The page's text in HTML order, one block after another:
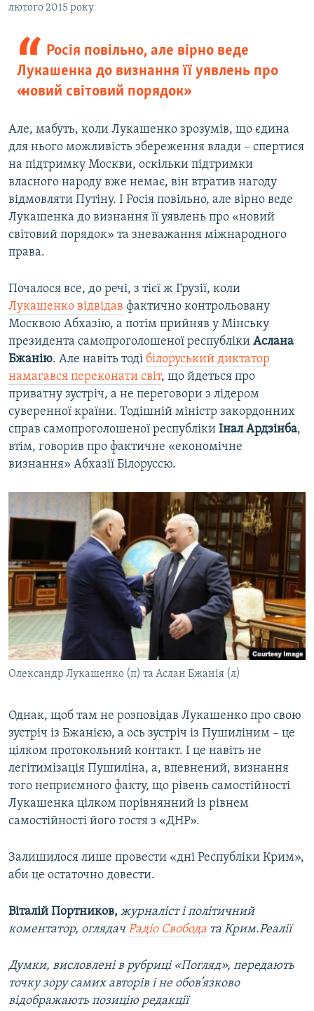
лютого 2015 року
Росія повільно, але вірно веде
Лукашенка до визнання її уявлень про
«новий світовий порядок»
Але, мабуть, коли Лукашенко зрозумів, що єдина
для нього можливість збереження влади – спертися
на підтримку Москви, оскільки підтримки
власного народу вже немає, він втратив нагоду
відмовляти Путіну. І Росія повільно, але вірно веде
Лукашенка до визнання її уявлень про «новий
світовий порядок» та зневажання міжнародного
права.
Почалося все, до речі, з тієї ж Грузії, коли
Лукашенко відвідав фактично контрольовану
Москвою Абхазію, а потім прийняв у Мінську
президента самопроголошеної республіки Аслана
Бжанію. Але навіть тоді білоруський диктатор
намагався переконати світ, що йдеться про
приватну зустріч, а не переговори з лідером
суверенної країни. Тодішній міністр закордонних
справ самопроголошеної республіки Інал Ардзінба,
втім, говорив про фактичне «економічне
визнання» Абхазії Білоруссю.
Олександр Лукашенко (п) та Аслан Бжанія (л)
Однак, щоб там не розповідав Лукашенко про свою
зустріч із Бжанією, а ось зустріч із Пушиліним – це
цілком протокольний контакт. І це навіть не
легітимізація Пушиліна, а, впевнений, визнання
того неприємного факту, що рівень самостійності
Лукашенка цілком порівнянний із рівнем
самостійності його гостя з «ДНР».
Залишилося лише провести «дні Республіки Крим»,
аби це остаточно довести.
Віталій Портников, журналіст і політичний
коментатор, оглядачРадіо Свобода та Крим.Реалії
Думки, висловлені в рубриці «Погляд», передають
точку зору самих авторів і не обов’язково
відображають позицію редакції